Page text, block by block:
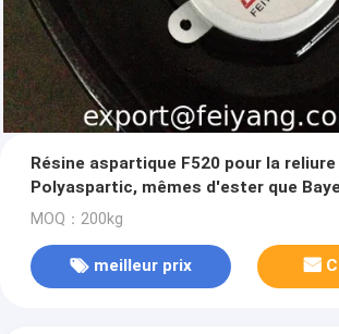
Résine aspartique F520 pour la reliure
Polyaspartic, mêmes d'ester que
MOQ：200kg
meilleur prix